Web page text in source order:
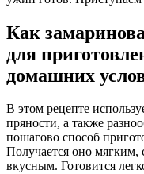
Как
для
домашних
В этом рецепте
пряности, а также
пошагово способ
Получается оно
вкусным. Готовится